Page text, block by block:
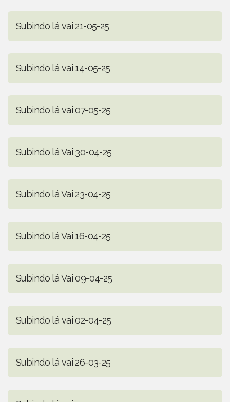
Subindo lá vai 21-05-25
Subindo lá vai 14-05-25
Subindo lá vai 07-05-25
Subindo lá Vai 30-04-25
Subindo lá Vai 23-04-25
Subindo lá Vai 16-04-25
Subindo lá Vai 09-04-25
Subindo lá vai 02-04-25
Subindo lá vai 26-03-25